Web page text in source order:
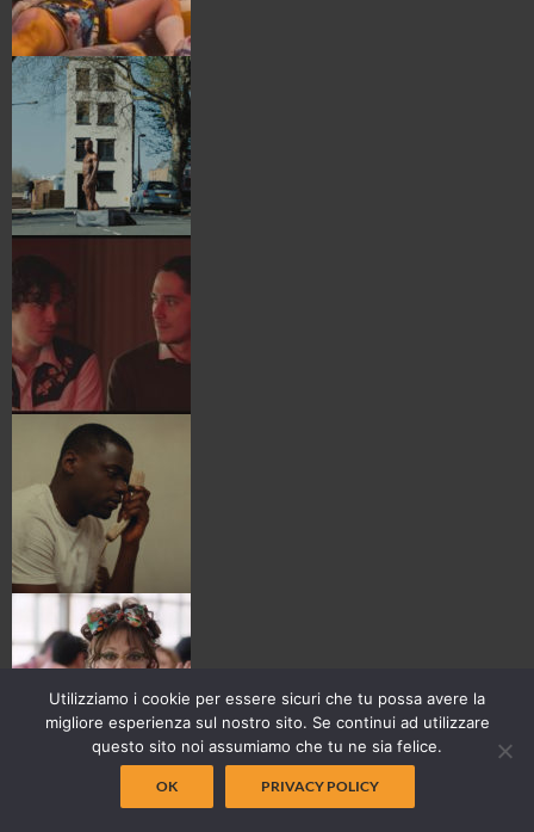
Utilizziamo i cookie per essere sicuri che tu possa avere la
migliore esperienza sul nostro sito. Se continui ad utilizzare
questo sito noi assumiamo che tu ne sia felice.
OK PRIVACY POLICY